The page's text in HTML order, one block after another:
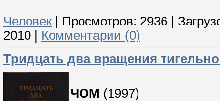
Человек | Просмотров: 2936 |
2010 | Комментарии (0)
Тридцать два вращения
ЧОМ (1997)